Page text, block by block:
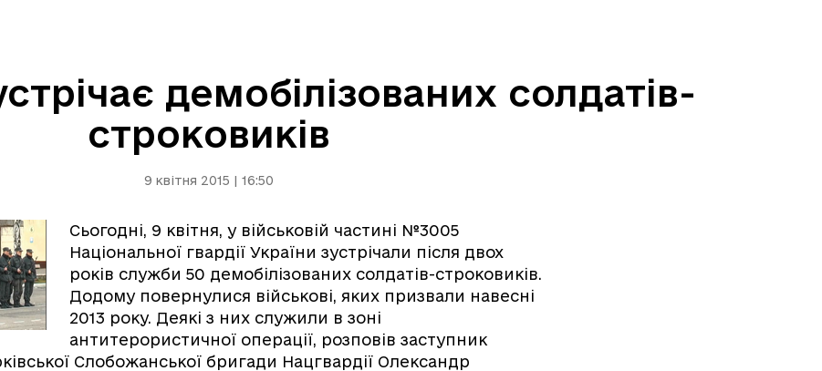
демобілізованих солдатів-
строковиків
9 квітня 2015 | 16:50
Сьогодні, 9 квітня, у військовій частині №3005
Національної гвардії України зустрічали після двох
років служби 50 демобілізованих солдатів-строковиків.
Додому повернулися військові, яких призвали навесні
2013 року. Деякі з них служили в зоні
антитерористичної операції, розповів заступник
Слобожанської бригади Нацгвардії Олександр